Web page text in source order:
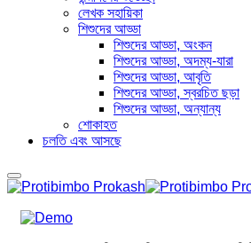
লেখক সহায়িকা
শিশুদের আড্ডা
শিশুদের আড্ডা, অংকন
শিশুদের আড্ডা, অদম্য-যারা
শিশুদের আড্ডা, আবৃতি
শিশুদের আড্ডা, স্বরচিত ছড়া
শিশুদের আড্ডা, অন্যান্য
শোকাহত
চলতি এবং আসছে